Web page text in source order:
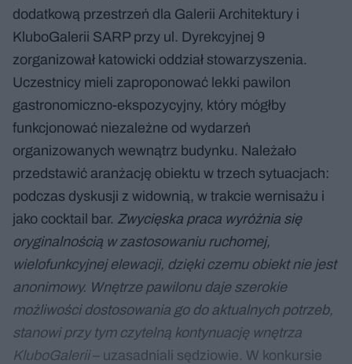
dodatkową przestrzeń dla Galerii Architektury i
KluboGalerii SARP przy ul. Dyrekcyjnej 9
zorganizował katowicki oddział stowarzyszenia.
Uczestnicy mieli zaproponować lekki pawilon
gastronomiczno-ekspozycyjny, który mógłby
funkcjonować niezależne od wydarzeń
organizowanych wewnątrz budynku. Należało
przedstawić aranżację obiektu w trzech sytuacjach:
podczas dyskusji z widownią, w trakcie wernisażu i
jako cocktail bar. Zwycięska praca wyróżnia się
oryginalnością w zastosowaniu ruchomej,
wielofunkcyjnej elewacji, dzięki czemu obiekt nie jest
anonimowy. Wnętrze pawilonu daje szerokie
możliwości dostosowania go do aktualnych potrzeb,
stanowi przy tym czytelną kontynuację wnętrza
KluboGalerii– uzasadniali sędziowie. W konkursie